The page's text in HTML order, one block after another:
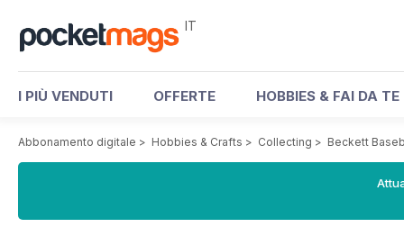
IT
I PIÙ VENDUTI OFFERTE HOBBIES & FAI DA TE
Abbonamento digitale > Hobbies & Crafts > Collecting > Beckett